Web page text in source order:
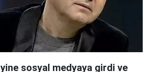
sosyal medyaya girdi ve